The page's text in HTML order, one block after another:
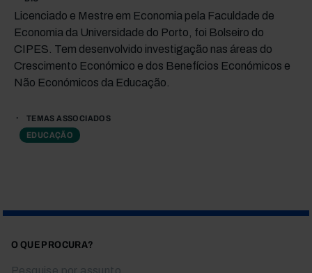
Licenciado e Mestre em Economia pela Faculdade de
Economia da Universidade do Porto, foi Bolseiro do
CIPES. Tem desenvolvido investigação nas áreas do
Crescimento Económico e dos Benefícios Económicos e
Não Económicos da Educação.
TEMAS ASSOCIADOS
EDUCAÇÃO
O QUE PROCURA?